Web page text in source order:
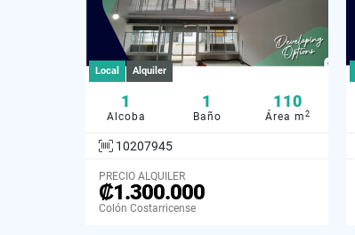
Local Alquiler
1
Alcoba
1
Baño
110
Área m 2
10207945
PRECIO ALQUILER
₡1.300.000
Colón Costarricense